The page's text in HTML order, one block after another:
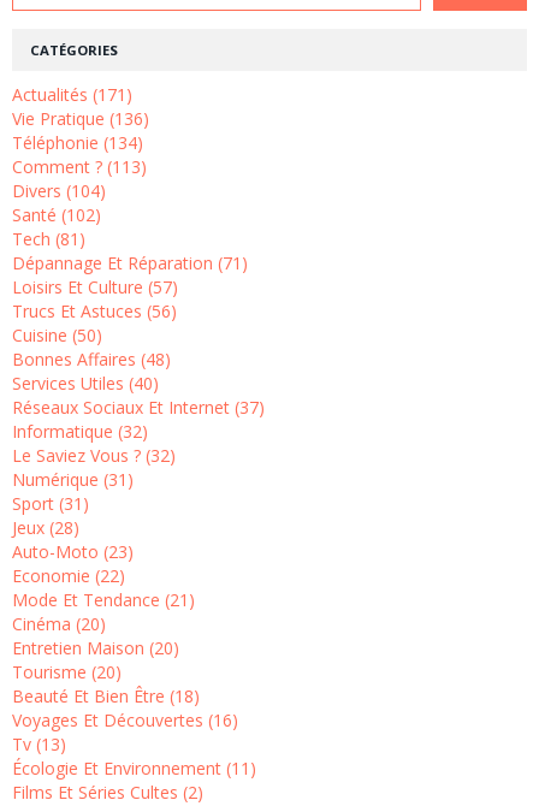
CATÉGORIES
Actualités (171)
Vie Pratique (136)
Téléphonie (134)
Comment ? (113)
Divers (104)
Santé (102)
Tech (81)
Dépannage Et Réparation (71)
Loisirs Et Culture (57)
Trucs Et Astuces (56)
Cuisine (50)
Bonnes Affaires (48)
Services Utiles (40)
Réseaux Sociaux Et Internet (37)
Informatique (32)
Le Saviez Vous ? (32)
Numérique (31)
Sport (31)
Jeux (28)
Auto-Moto (23)
Economie (22)
Mode Et Tendance (21)
Cinéma (20)
Entretien Maison (20)
Tourisme (20)
Beauté Et Bien Être (18)
Voyages Et Découvertes (16)
Tv (13)
Écologie Et Environnement (11)
Films Et Séries Cultes (2)